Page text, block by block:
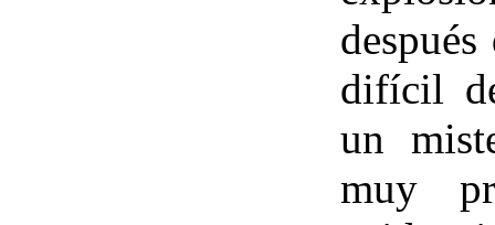
difícil
un
muy